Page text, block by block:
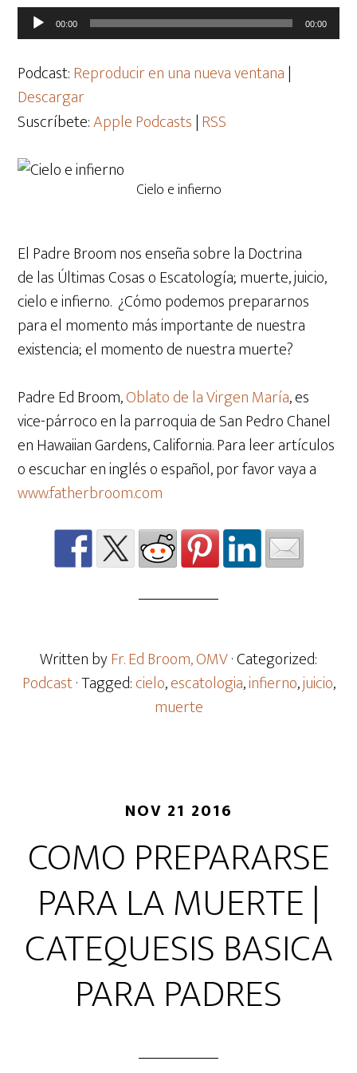
Reproductor
de
audio
00:00 00:00
Podcast:Reproducir en una nueva ventana|
Descargar
Suscríbete:Apple Podcasts|RSS
Cielo e infierno
El Padre Broom nos enseña sobre la Doctrina
delas Últimas CosasoEscatología; muerte, juicio,
cielo e infierno. ¿Cómo podemos prepararnos
para el momento más importante de nuestra
existencia; el momento de nuestra muerte?
Padre Ed Broom,Oblato de la Virgen María,es
vice-párroco en la parroquia de San Pedro Chanel
en Hawaiian Gardens, California. Para leer artículos
o escuchar en inglés o español, por favor vaya a
www.fatherbroom.com
Written byFr. Ed Broom, OMV· Categorized:
Podcast· Tagged:cielo,escatologia,infierno,juicio,
muerte
NOV 21 2016
COMO PREPARARSE
PARA LA MUERTE |
CATEQUESIS BASICA
PARA PADRES